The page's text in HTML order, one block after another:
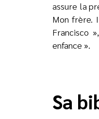
assure la
Mon frère.
Francisco
enfance ».
Sa